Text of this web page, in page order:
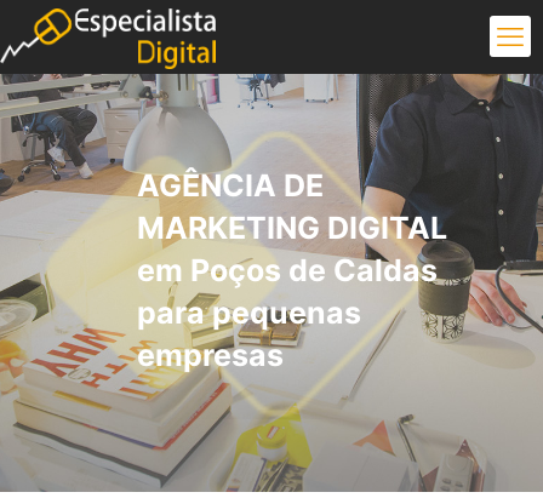
AGÊNCIA DE
MARKETING DIGITAL
em Poços de Caldas
para pequenas
empresas